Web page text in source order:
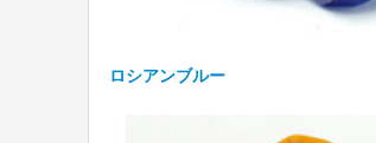
ロシアンブルー